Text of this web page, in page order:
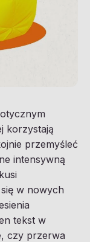
korzystają
przemyśleć
intensywną
w nowych
tekst w
czy przerwa